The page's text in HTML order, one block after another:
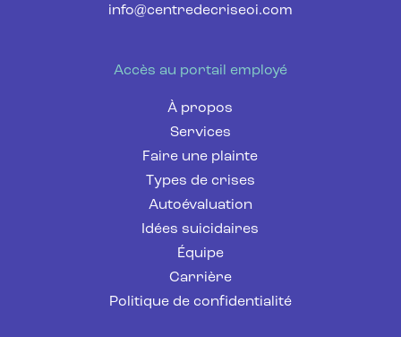
info@centredecriseoi.com
Accès au portail employé
À propos
Services
Faire une plainte
Types de crises
Autoévaluation
Idées suicidaires
Équipe
Carrière
Politique de confidentialité